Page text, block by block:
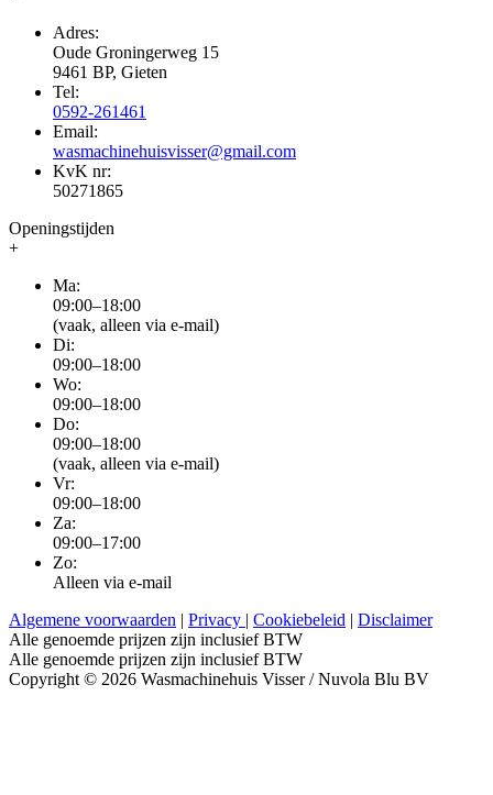
Adres:
Oude Groningerweg 15
9461 BP, Gieten
Tel:
0592-261461
Email:
wasmachinehuisvisser@gmail.com
KvK nr:
50271865
Openingstijden
+
Ma:
09:00–18:00
(vaak, alleen via e-mail)
Di:
09:00–18:00
Wo:
09:00–18:00
Do:
09:00–18:00
(vaak, alleen via e-mail)
Vr:
09:00–18:00
Za:
09:00–17:00
Zo:
Alleen via e-mail
Algemene voorwaarden
Privacy Cookiebeleid
Disclaimer
Alle genoemde prijzen zijn inclusief BTW
Alle genoemde prijzen zijn inclusief BTW
Copyright © 2026 Wasmachinehuis Visser / Nuvola Blu BV